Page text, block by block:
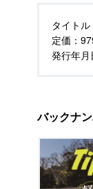
タイトル
定価：
発行年月
バックナ